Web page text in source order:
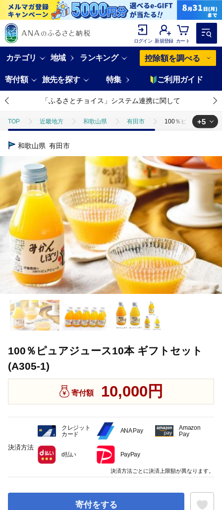
ログイン 新規登録 カート
カテゴリ 地域 ランキング 控除額を調べる
寄付額 旅先を探す 特集 ご利用ガイド
「ふるさとチョイス」システム連携に関して
TOP 近畿地方 和歌山県 有田市 100％ピュアジュー
TOP
飲料（酒以外） ソフトドリンク 100％ピュアジュー
TOP 飲料（酒以外） ソフトドリンク ジュース 100
TOP 飲料（酒以外） ソフトドリンク ほかのソフトドリンク
TOP 飲料（酒以外） ほかの飲料 100％ピュアジュース10
+5
和歌山県 有田市
100％ピュアジュース10本 ギフトセット
(A305-1)
寄付額 10,000円
寄付をする
決済方法
クレジット
カード
ANA Pay
Amazon
Pay
d払い PayPay
決済方法ごとに決済上限額が異なります。